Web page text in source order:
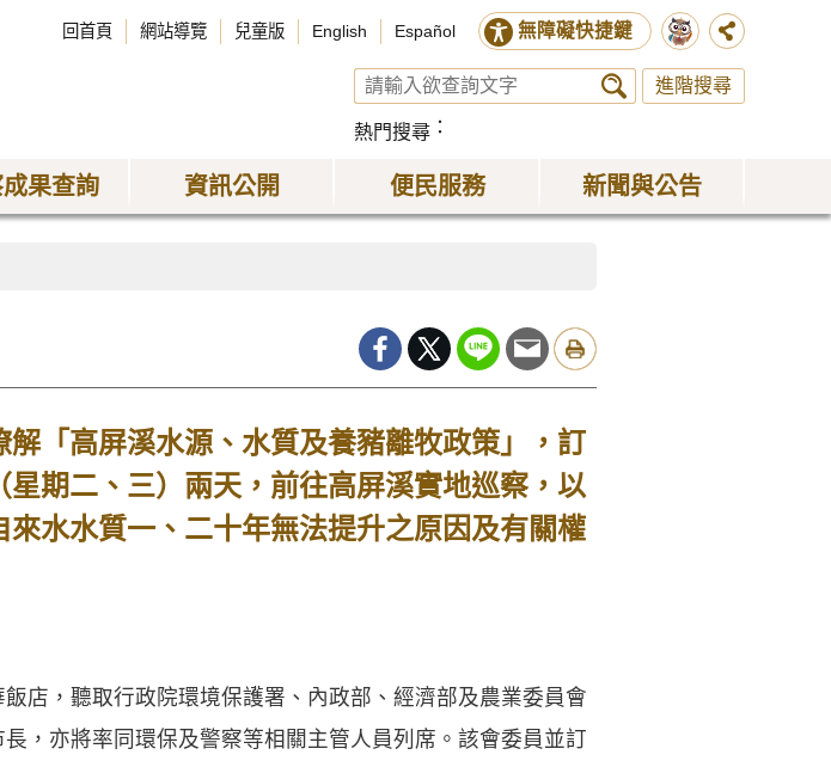
回首頁 網站導覽 兒童版 English Español 無障礙快捷鍵
進階搜尋
熱門搜尋
果查詢 資訊公開 便民服務 新聞與公告
「高屏溪水源、水質及養豬離牧政策」，訂
期二、三）兩天，前往高屏溪實地巡察，以
水水質一、二十年無法提升之原因及有關權
，聽取行政院環境保護署、內政部、經濟部及農業委員會
，亦將率同環保及警察等相關主管人員列席。該會委員並訂